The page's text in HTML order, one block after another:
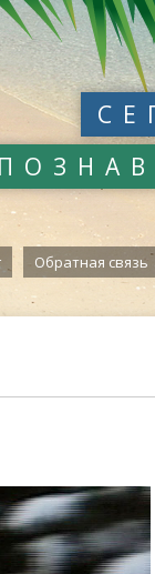
Обратная связь